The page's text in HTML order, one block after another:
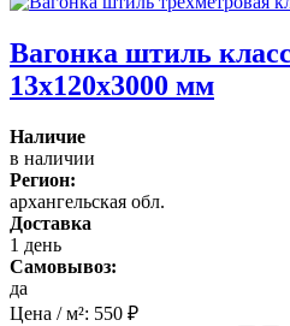
Вагонка штиль
13x120x3000 мм
Наличие
в наличии
Регион:
архангельская обл.
Доставка
1 день
Самовывоз:
да
Цена / м²: 550 ₽